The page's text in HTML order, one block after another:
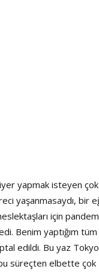
yapmak isteyen
yaşanmasaydı, bir
için
Benim yaptığım tüm
edildi. Bu yaz Tokyo
süreçten elbette çok